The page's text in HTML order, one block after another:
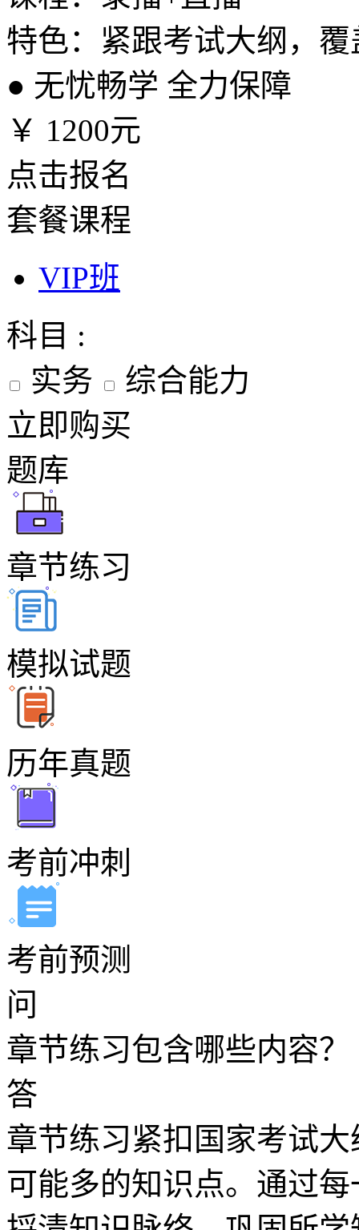
特色：紧跟考试大纲，
● 无忧畅学 全力保障
￥ 1200元
点击报名
套餐课程
VIP班
科目 :
实务
综合能力
立即购买
题库
章节练习
模拟试题
历年真题
考前冲刺
考前预测
问
章节练习包含哪些内容？
答
章节练习紧扣国家考试
可能多的知识点。通过